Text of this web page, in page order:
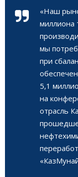
«Наш
миллиона
мы
при
5,1
на
отрасль